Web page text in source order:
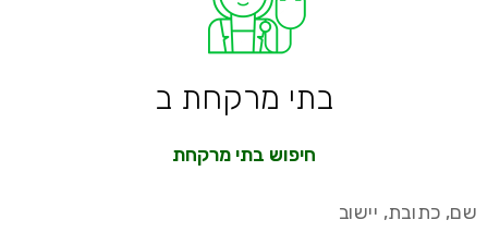
בתי מרקחת ב
חיפוש בתי מרקחת
שם, כתובת, יישוב